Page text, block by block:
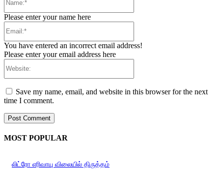
Please enter your name here
You have entered an incorrect email address!
Please enter your email address here
Save my name, email, and website in this browser for the next
time I comment.
MOST POPULAR
லிட்ரோ எரிவாயு விலையில் திருத்தம்